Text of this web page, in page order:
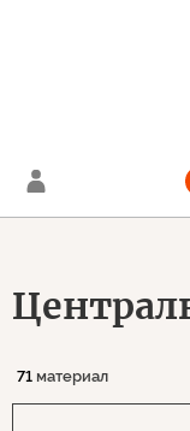
71 материал